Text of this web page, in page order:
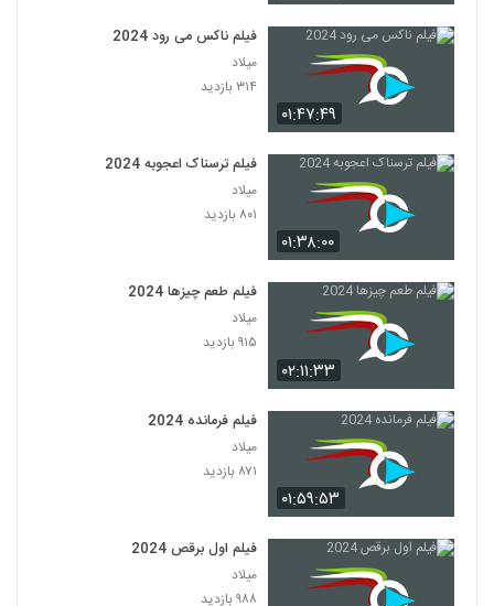
۰۱:۴۷:۴۹
فیلم ناکس می رود 2024
میلاد
۳۱۴ بازدید
۰۱:۳۸:۰۰
فیلم ترسناک اعجوبه 2024
میلاد
۸۰۱ بازدید
۰۲:۱۱:۳۳
فیلم طعم چیزها 2024
میلاد
۹۱۵ بازدید
۰۱:۵۹:۵۳
فیلم فرمانده 2024
میلاد
۸۷۱ بازدید
فیلم اول برقص 2024
میلاد
۹۸۸ بازدید